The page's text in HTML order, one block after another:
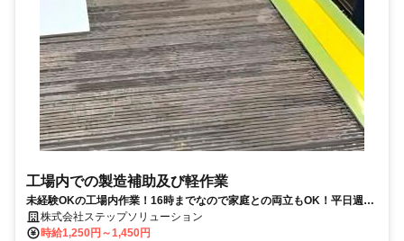
工場内での製造補助及び軽作業
未経験OKの工場内作業！16時までなので家庭との両立もOK！平日週3
日～勤務OK！
株式会社ステップソリューション
時給1,250円～1,450円